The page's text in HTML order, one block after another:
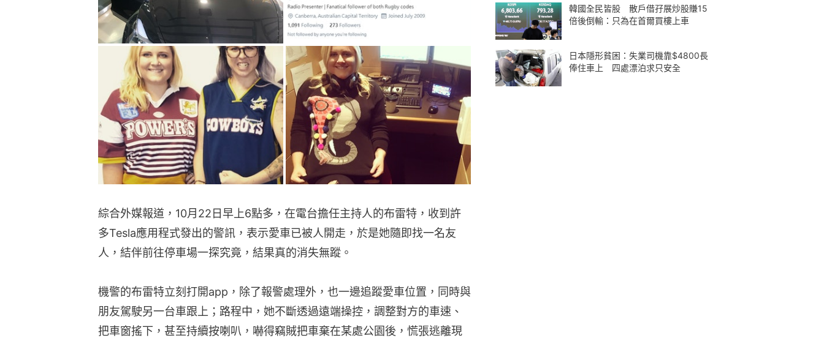
綜合外媒報道，10月22日早上6點多，在電台擔任主持人的布雷特，收到許
多Tesla應用程式發出的警訊，表示愛車已被人開走，於是她隨即找一名友
人，結伴前往停車場一探究竟，結果真的消失無蹤。
機警的布雷特立刻打開app，除了報警處理外，也一邊追蹤愛車位置，同時與
朋友駕駛另一台車跟上；路程中，她不斷透過遠端操控，調整對方的車速、
把車窗搖下，甚至持續按喇叭，嚇得竊賊把車棄在某處公園後，慌張逃離現
韓國全民皆股 散戶借孖展炒股賺15
倍後倒輸：只為在首爾買樓上車
日本隱形貧困：失業司機靠$4800長
俸住車上 四處漂泊求只安全